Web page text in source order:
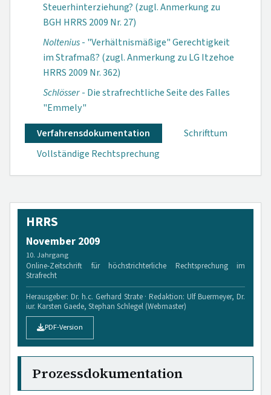
Steuerhinterziehung? (zugl. Anmerkung zu
BGH HRRS 2009 Nr. 27)
Noltenius- "Verhältnismäßige" Gerechtigkeit
im Strafmaß? (zugl. Anmerkung zu LG Itzehoe
HRRS 2009 Nr. 362)
Schlösser- Die strafrechtliche Seite des Falles
"Emmely"
Verfahrensdokumen­tation
Schrifttum
Vollständige Rechtsprechung
HRRS
November 2009
10. Jahrgang
Online-Zeitschrift für höchstrichterliche Rechtsprechung im
Strafrecht
Herausgeber: Dr. h.c. Gerhard Strate · Redaktion: Ulf Buermeyer, Dr.
iur. Karsten Gaede, Stephan Schlegel (Webmaster)
PDF-Version
Prozessdokumentation